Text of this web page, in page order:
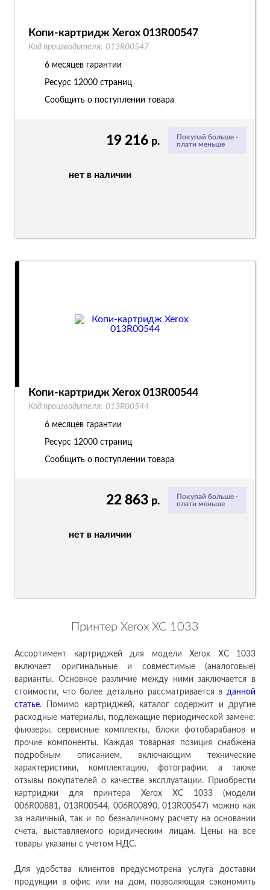
Покупай больше -
плати меньше
19 216 р.
нет в наличии
Копи-картридж Xerox 013R00547
Код производителя: 013R00547
6 месяцев гарантии
Ресурс 12000 страниц
Сообщить о поступлении товара
Покупай больше -
плати меньше
22 863 р.
нет в наличии
Копи-картридж Xerox 013R00544
Код производителя: 013R00544
6 месяцев гарантии
Ресурс 12000 страниц
Сообщить о поступлении товара
Принтер Xerox XC 1033
Ассортимент картриджей для модели Xerox XC 1033
включает оригинальные и совместимые (аналоговые)
варианты. Основное различие между ними заключается в
стоимости, что более детально рассматривается в данной
статье. Помимо картриджей, каталог содержит и другие
расходные материалы, подлежащие периодической замене:
фьюзеры, сервисные комплекты, блоки фотобарабанов и
прочие компоненты. Каждая товарная позиция снабжена
подробным описанием, включающим технические
характеристики, комплектацию, фотографии, а также
отзывы покупателей о качестве эксплуатации. Приобрести
картриджи для принтера Xerox XC 1033 (модели
006R00881, 013R00544, 006R00890, 013R00547) можно как
за наличный, так и по безналичному расчету на основании
счета, выставляемого юридическим лицам. Цены на все
товары указаны с учетом НДС.
Для удобства клиентов предусмотрена услуга доставки
продукции в офис или на дом, позволяющая сэкономить